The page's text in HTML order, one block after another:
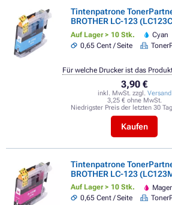
Tintenpatrone
BROTHER LC-123
Auf Lager > 10 Stk. Cyan
0,65 Cent / Seite
3,90 €
inkl. MwSt. zzgl. Versand
3,25 € ohne MwSt.
Niedrigster Preis der letzten 30
Kaufen
Für welche Drucker ist das
Tintenpatrone
BROTHER LC-123
Auf Lager > 10 Stk.
0,65 Cent / Seite